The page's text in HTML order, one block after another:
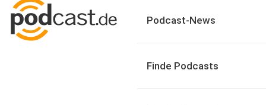
Podcast-News
Finde Podcasts